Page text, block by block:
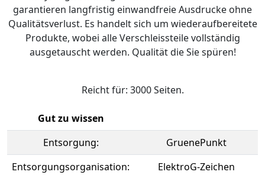
garantieren langfristig einwandfreie Ausdrucke ohne
Qualitätsverlust. Es handelt sich um wiederaufbereitete
Produkte, wobei alle Verschleissteile vollständig
ausgetauscht werden. Qualität die Sie spüren!
Reicht für: 3000 Seiten.
Gut zu wissen
Entsorgung:
GruenePunkt
Entsorgungsorganisation:
ElektroG-Zeichen